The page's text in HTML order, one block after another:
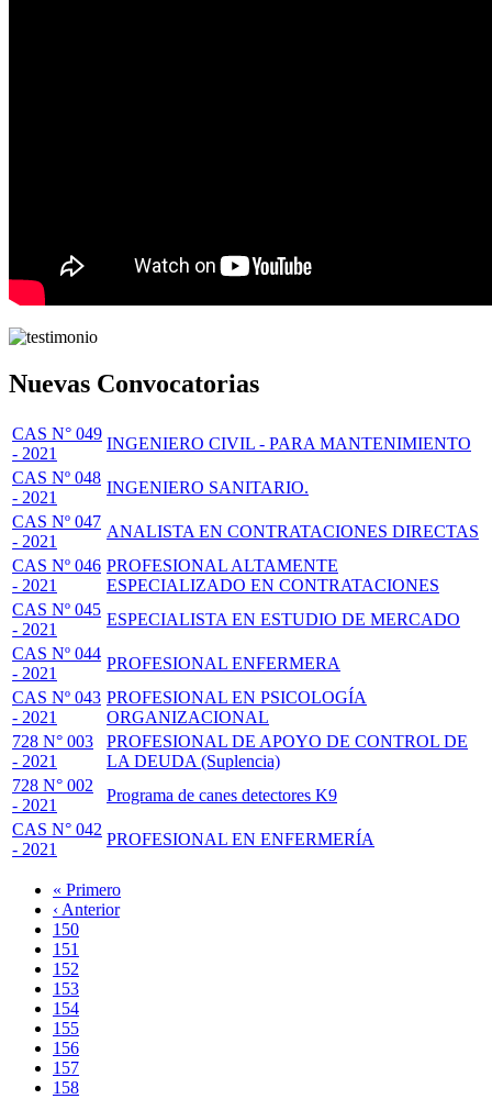
Nuevas Convocatorias
CAS N° 049
- 2021
INGENIERO CIVIL - PARA MANTENIMIENTO
CAS Nº 048
- 2021
INGENIERO SANITARIO.
CAS Nº 047
- 2021
ANALISTA EN CONTRATACIONES DIRECTAS
CAS Nº 046
- 2021
PROFESIONAL ALTAMENTE
ESPECIALIZADO EN CONTRATACIONES
CAS Nº 045
- 2021
ESPECIALISTA EN ESTUDIO DE MERCADO
CAS Nº 044
- 2021
PROFESIONAL ENFERMERA
CAS Nº 043
- 2021
PROFESIONAL EN PSICOLOGÍA
ORGANIZACIONAL
728 N° 003
- 2021
PROFESIONAL DE APOYO DE CONTROL DE
LA DEUDA (Suplencia)
728 N° 002
- 2021
Programa de canes detectores K9
CAS N° 042
- 2021
PROFESIONAL EN ENFERMERÍA
Paginación
Primera
página
« Primero
Página
anterior
‹ Anterior
Page
150
Page
151
Page
152
Page
153
Página
actual
154
Page
155
Page
156
Page
157
Page
158